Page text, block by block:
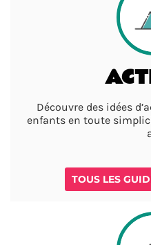
Découvre des idées
enfants en toute
TOUS LES